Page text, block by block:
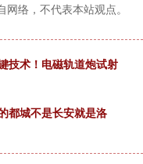
络，不代表本站观点。
技术！电磁轨道炮试射
都城不是长安就是洛